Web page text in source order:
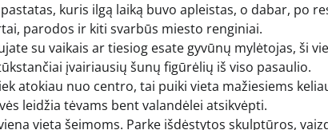
kuris ilgą laiką buvo apleistas, o dabar, po
parodos ir kiti svarbūs miesto renginiai.
su vaikais ar tiesiog esate gyvūnų mylėtojas, ši
įvairiausių šunų figūrėlių iš viso pasaulio.
atokiau nuo centro, tai puiki vieta mažiesiems
leidžia tėvams bent valandėlei atsikvėpti.
vieta šeimoms. Parke išdėstytos skulptūros,